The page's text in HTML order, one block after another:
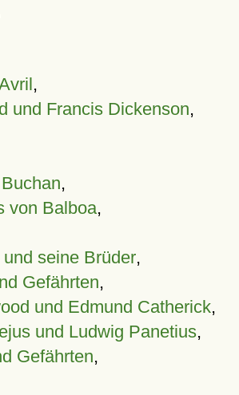
,
und Francis Dickenson,
,
von Balboa,
seine Brüder,
Gefährten,
und Edmund Catherick,
und Ludwig Panetius,
Gefährten,